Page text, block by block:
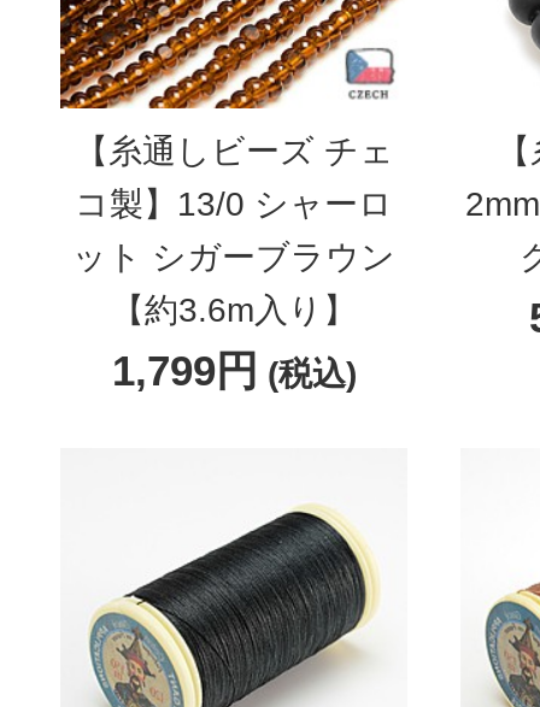
【糸通しビーズ チェ
コ製】13/0 シャーロ
ット シガーブラウン
【約3.6m入り】
1,799円 (税込)